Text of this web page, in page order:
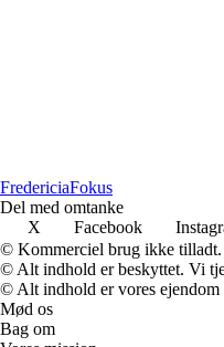
FredericiaFokus
Del med omtanke
X
Facebook
© Kommerciel brug ikke tilladt.
© Alt indhold er beskyttet. Vi
© Alt indhold er vores ejendom
Mød os
Bag om